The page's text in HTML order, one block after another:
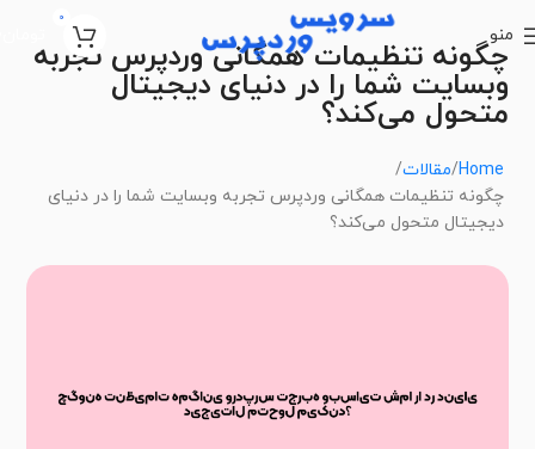
منو
0
چگونه تنظیمات همگانی وردپرس تجربه
وبسایت شما را در دنیای دیجیتال
متحول می‌کند؟
Home مقالات
چگونه تنظیمات همگانی وردپرس تجربه وبسایت شما را در دنیای
دیجیتال متحول می‌کند؟